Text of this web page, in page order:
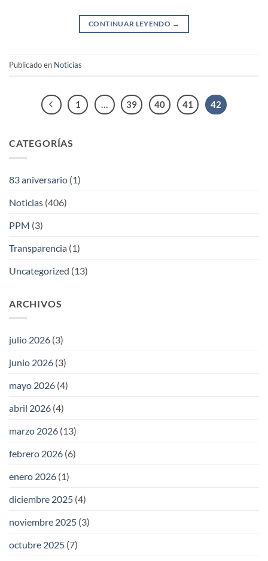
CONTINUAR LEYENDO →
Publicado en Noticias
1 … 39 40 41 42
CATEGORÍAS
83 aniversario (1)
Noticias (406)
PPM (3)
Transparencia (1)
Uncategorized (13)
ARCHIVOS
julio 2026 (3)
junio 2026 (3)
mayo 2026 (4)
abril 2026 (4)
marzo 2026 (13)
febrero 2026 (6)
enero 2026 (1)
diciembre 2025 (4)
noviembre 2025 (3)
octubre 2025 (7)